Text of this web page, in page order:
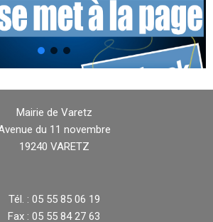
Mairie de Varetz
du 11 novembre
19240 VARETZ
Tél. : 05 55 85 06 19
Fax : 05 55 84 27 63